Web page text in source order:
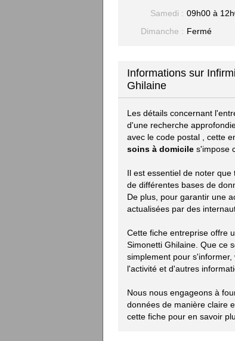
Samedi : 09h00 à
Dimanche : Fermé
Informations sur
Ghilaine
Les détails concernant
d'une recherche
avec le code postal
, cette
soins à domicile s'impose
Il est essentiel de noter
de différentes bases de
De plus, pour garantir une
actualisées par des
Cette fiche entreprise offre
Simonetti Ghilaine. Que ce
simplement pour
l'activité et d'autres
Nous nous engageons à
données de manière claire
cette fiche pour en savoir